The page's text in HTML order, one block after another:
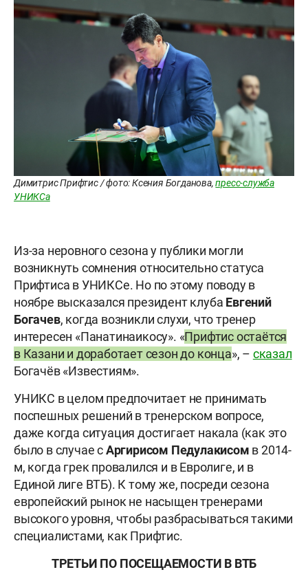
Димитрис Прифтис / фото: Ксения Богданова,пресс-служба
УНИКСа
Из-за неровного сезона у публики могли
возникнуть сомнения относительно статуса
Прифтиса в УНИКСе. Но по этому поводу в
ноябре высказался президент клуба Евгений
Богачев, когда возникли слухи, что тренер
интересен «Панатинаикосу». «Прифтис остаётся
в Казани и доработает сезон до конца», – сказал
Богачёв «Известиям».
УНИКС в целом предпочитает не принимать
поспешных решений в тренерском вопросе,
даже когда ситуация достигает накала (как это
было в случае сАргирисом Педулакисом в 2014-
м, когда грек провалился и в Евролиге, и в
Единой лиге ВТБ). К тому же, посреди сезона
европейский рынок не насыщен тренерами
высокого уровня, чтобы разбрасываться такими
специалистами, как Прифтис.
ТРЕТЬИ ПО ПОСЕЩАЕМОСТИ В ВТБ